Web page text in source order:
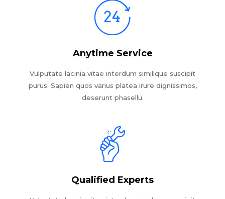
Anytime Service
Vulputate lacinia vitae interdum similique suscipit
purus. Sapien quos varius platea irure dignissimos,
deserunt phasellu.
Qualified Experts